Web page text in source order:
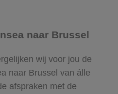
naar Brussel
wij voor jou de
naar Brussel van álle
afspraken met de